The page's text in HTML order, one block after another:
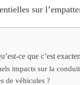
sur
ce que c’est
impacts sur la
de véhicules ?